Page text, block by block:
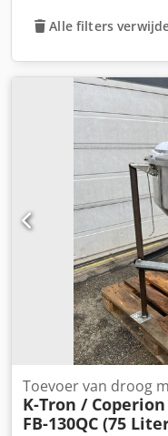
Alle filters
Toevoer van droog
K-Tron /
FB-130QC (75